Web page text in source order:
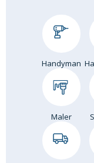
Handyman
Maler